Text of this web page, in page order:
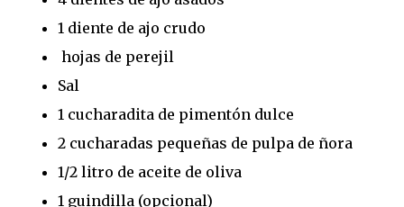
1 diente de ajo crudo
hojas de perejil
Sal
1 cucharadita de pimentón dulce
2 cucharadas pequeñas de pulpa de ñora
1/2 litro de aceite de oliva
1 guindilla (opcional)